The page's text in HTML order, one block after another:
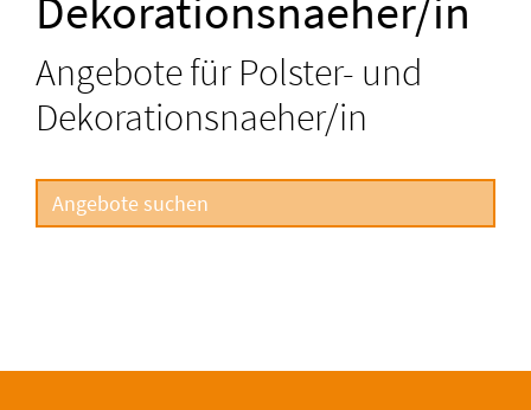
Dekorationsnaeher/in
Angebote für Polster- und
Dekorationsnaeher/in